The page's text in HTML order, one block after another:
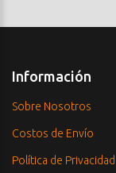
Información
Sobre Nosotros
Costos de Envío
Política de Privacidad